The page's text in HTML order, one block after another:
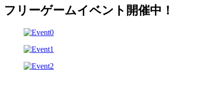
フリーゲームイベント開催中！